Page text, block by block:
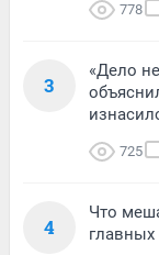
778
3
«Дело
725
4
Что